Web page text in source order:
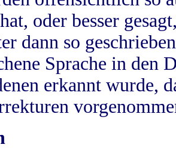
oder besser
dann so
Sprache in
erkannt wurde,